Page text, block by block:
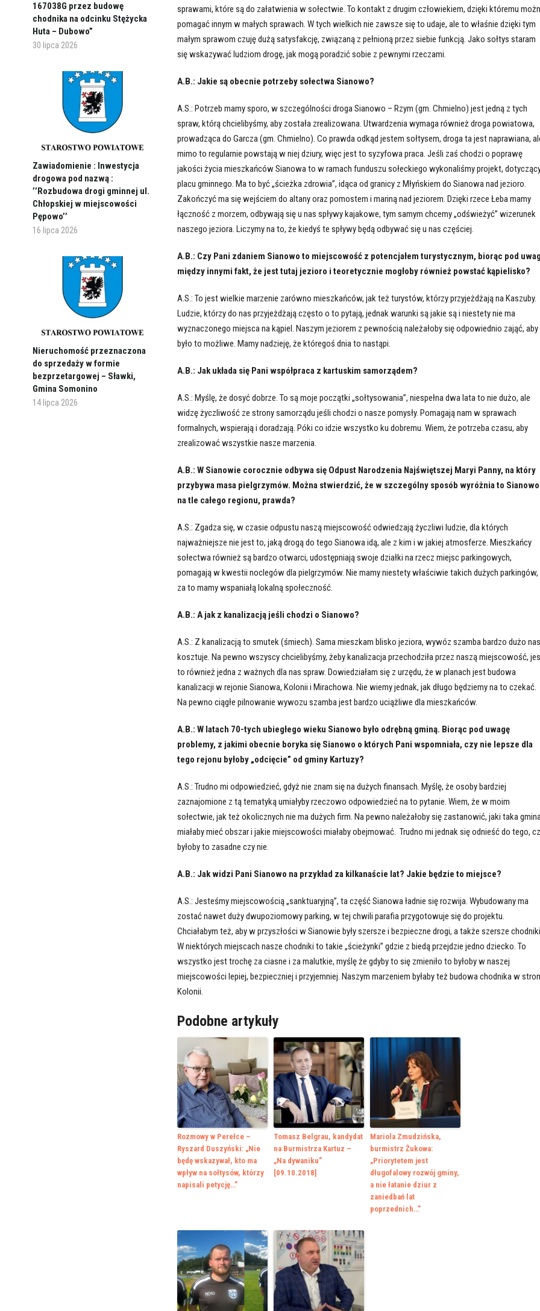
167038G przez budowę
chodnika na odcinku Stężycka
Huta – Dubowo”
30 lipca 2026
Zawiadomienie : Inwestycja
drogowa pod nazwą :
’’Rozbudowa drogi gminnej ul.
Chłopskiej w miejscowości
Pępowo’’
16 lipca 2026
Nieruchomość przeznaczona
do sprzedaży w formie
bezprzetargowej – Sławki,
Gmina Somonino
14 lipca 2026
sprawami, które są do załatwienia w sołectwie. To kontakt z drugim człowiekiem, dzięki któremu
pomagać innym w małych sprawach. W tych wielkich nie zawsze się to udaje, ale to właśnie dzięki tym
małym sprawom czuję dużą satysfakcję, związaną z pełnioną przez siebie funkcją. Jako sołtys staram
się wskazywać ludziom drogę, jak mogą poradzić sobie z pewnymi rzeczami.
A.B.: Jakie są obecnie potrzeby sołectwa Sianowo?
A.S.: Potrzeb mamy sporo, w szczególności droga Sianowo – Rzym (gm. Chmielno) jest jedną z tych
spraw, którą chcielibyśmy, aby została zrealizowana. Utwardzenia wymaga również droga powiatowa,
prowadząca do Garcza (gm. Chmielno). Co prawda odkąd jestem sołtysem, droga ta jest naprawiana,
mimo to regularnie powstają w niej dziury, więc jest to syzyfowa praca. Jeśli zaś chodzi o poprawę
jakości życia mieszkańców Sianowa to w ramach funduszu sołeckiego wykonaliśmy projekt,
placu gminnego. Ma to być „ścieżka zdrowia”, idąca od granicy z Młyńskiem do Sianowa nad jezioro.
Zakończyć ma się wejściem do altany oraz pomostem i mariną nad jeziorem. Dzięki rzece Łeba mamy
łączność z morzem, odbywają się u nas spływy kajakowe, tym samym chcemy „odświeżyć” wizerunek
naszego jeziora. Liczymy na to, że kiedyś te spływy będą odbywać się u nas częściej.
A.B.: Czy Pani zdaniem Sianowo to miejscowość z potencjałem turystycznym, biorąc pod
między innymi fakt, że jest tutaj jezioro i teoretycznie mogłoby również powstać kąpielisko?
A.S.: To jest wielkie marzenie zarówno mieszkańców, jak też turystów, którzy przyjeżdżają na Kaszuby.
Ludzie, którzy do nas przyjeżdżają często o to pytają, jednak warunki są jakie są i niestety nie ma
wyznaczonego miejsca na kąpiel. Naszym jeziorem z pewnością należałoby się odpowiednio zająć, aby
było to możliwe. Mamy nadzieję, że któregoś dnia to nastąpi.
A.B.: Jak układa się Pani współpraca z kartuskim samorządem?
A.S.: Myślę, że dosyć dobrze. To są moje początki „sołtysowania”, niespełna dwa lata to nie dużo, ale
widzę życzliwość ze strony samorządu jeśli chodzi o nasze pomysły. Pomagają nam w sprawach
formalnych, wspierają i doradzają. Póki co idzie wszystko ku dobremu. Wiem, że potrzeba czasu, aby
zrealizować wszystkie nasze marzenia.
A.B.: W Sianowie corocznie odbywa się Odpust Narodzenia Najświętszej Maryi Panny, na który
przybywa masa pielgrzymów. Można stwierdzić, że w szczególny sposób wyróżnia to Sianowo
na tle całego regionu, prawda?
A.S.: Zgadza się, w czasie odpustu naszą miejscowość odwiedzają życzliwi ludzie, dla których
najważniejsze nie jest to, jaką drogą do tego Sianowa idą, ale z kim i w jakiej atmosferze. Mieszkańcy
sołectwa również są bardzo otwarci, udostępniają swoje działki na rzecz miejsc parkingowych,
pomagają w kwestii noclegów dla pielgrzymów. Nie mamy niestety właściwie takich dużych parkingów,
za to mamy wspaniałą lokalną społeczność.
A.B.: A jak z kanalizacją jeśli chodzi o Sianowo?
A.S.: Z kanalizacją to smutek (śmiech). Sama mieszkam blisko jeziora, wywóz szamba bardzo dużo nas
kosztuje. Na pewno wszyscy chcielibyśmy, żeby kanalizacja przechodziła przez naszą miejscowość,
to również jedna z ważnych dla nas spraw. Dowiedziałam się z urzędu, że w planach jest budowa
kanalizacji w rejonie Sianowa, Kolonii i Mirachowa. Nie wiemy jednak, jak długo będziemy na to czekać.
Na pewno ciągłe pilnowanie wywozu szamba jest bardzo uciążliwe dla mieszkańców.
A.B.: W latach 70-tych ubiegłego wieku Sianowo było odrębną gminą. Biorąc pod uwagę
problemy, z jakimi obecnie boryka się Sianowo o których Pani wspomniała, czy nie lepsze dla
tego rejonu byłoby „odcięcie” od gminy Kartuzy?
A.S.: Trudno mi odpowiedzieć, gdyż nie znam się na dużych finansach. Myślę, że osoby bardziej
zaznajomione z tą tematyką umiałyby rzeczowo odpowiedzieć na to pytanie. Wiem, że w moim
sołectwie, jak też okolicznych nie ma dużych firm. Na pewno należałoby się zastanowić, jaki taka
miałaby mieć obszar i jakie miejscowości miałaby obejmować. Trudno mi jednak się odnieść do tego,
byłoby to zasadne czy nie.
A.B.: Jak widzi Pani Sianowo na przykład za kilkanaście lat? Jakie będzie to miejsce?
A.S.: Jesteśmy miejscowością „sanktuaryjną”, ta część Sianowa ładnie się rozwija. Wybudowany ma
zostać nawet duży dwupoziomowy parking, w tej chwili parafia przygotowuje się do projektu.
Chciałabym też, aby w przyszłości w Sianowie były szersze i bezpieczne drogi, a także szersze
W niektórych miejscach nasze chodniki to takie „ścieżynki” gdzie z biedą przejdzie jedno dziecko. To
wszystko jest trochę za ciasne i za malutkie, myślę że gdyby to się zmieniło to byłoby w naszej
miejscowości lepiej, bezpieczniej i przyjemniej. Naszym marzeniem byłaby też budowa chodnika w
Kolonii.
Podobne artykuły
Rozmowy w Perełce –
Ryszard Duszyński: „Nie
będę wskazywał, kto ma
wpływ na sołtysów, którzy
napisali petycję…”
Tomasz Belgrau, kandydat
na Burmistrza Kartuz –
„Na dywaniku”
[09.10.2018]
Mariola Zmudzińska,
burmistrz Żukowa:
„Priorytetem jest
długofalowy rozwój gminy,
a nie łatanie dziur z
zaniedbań lat
poprzednich…”